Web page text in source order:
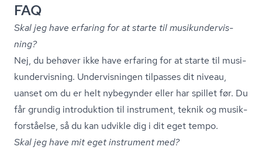
FAQ
Skal jeg have erfaring for at starte til mu­si­kun­der­vis­
ning?
Nej, du behøver ikke have erfaring for at starte til mu­si­
kun­der­vis­ning. Undervisningen tilpasses dit niveau,
uanset om du er helt nybegynder eller har spillet før. Du
får grundig introduktion til instrument, teknik og mu­sik­
for­stå­el­se, så du kan udvikle dig i dit eget tempo.
Skal jeg have mit eget instrument med?